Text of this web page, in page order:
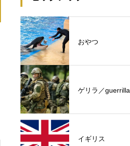
おやつ
ゲリラ／guerrilla
イギリス